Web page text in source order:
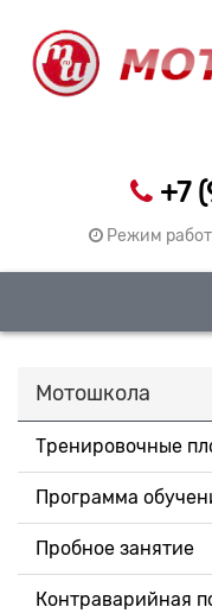
+7
Режим
Мотошкола
Тренировочные
Программа
Пробное занятие
Контраварийная